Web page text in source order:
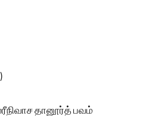
தானூர்த் பவம்